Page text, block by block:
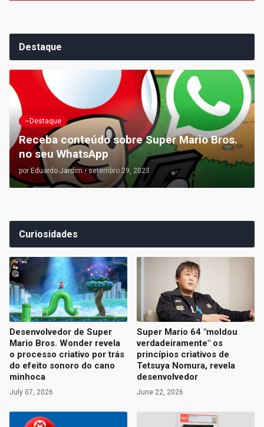
Destaque
~Destaque
Receba conteúdo sobre Super Mario Bros.
no seu WhatsApp
por Eduardo Jardim • setembro 29, 2023
Curiosidades
Desenvolvedor de Super
Mario Bros. Wonder revela
o processo criativo por trás
do efeito sonoro do cano
minhoca
July 07, 2026
Super Mario 64 "moldou
verdadeiramente" os
princípios criativos de
Tetsuya Nomura, revela
desenvolvedor
June 22, 2026